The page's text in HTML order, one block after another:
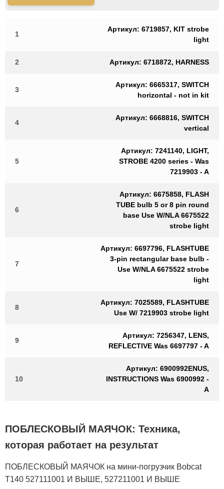
1
Артикул: 6719857, KIT strobe
light
2 Артикул: 6718872, HARNESS
3
Артикул: 6665317, SWITCH
horizontal - not in kit
4
Артикул: 6668816, SWITCH
vertical
5
Артикул: 7241140, LIGHT,
STROBE 4200 series - Was
7219903 - A
6
Артикул: 6675858, FLASH
TUBE bulb 5 or 8 pin round
base Use W/NLA 6675522
strobe light
7
Артикул: 6697796, FLASHTUBE
3-pin rectangular base bulb -
Use W/NLA 6675522 strobe
light
8
Артикул: 7025589, FLASHTUBE
Use W/ 7219903 strobe light
9
Артикул: 7256347, LENS,
REFLECTIVE Was 6697797 - A
10
Артикул: 6900992ENUS,
INSTRUCTIONS Was 6900992 -
A
ПОБЛЕСКОВЫЙ МАЯЧОК: Техника,
которая работает на результат
ПОБЛЕСКОВЫЙ МАЯЧОК на мини-погрузчик Bobcat
T140 527111001 И ВЫШЕ, 527211001 И ВЫШЕ